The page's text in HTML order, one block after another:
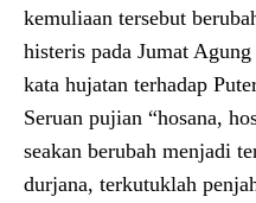
kemuliaan tersebut
histeris pada Jumat
kata hujatan terhadap
Seruan pujian “hosana,
seakan berubah menjadi
durjana, terkutuklah